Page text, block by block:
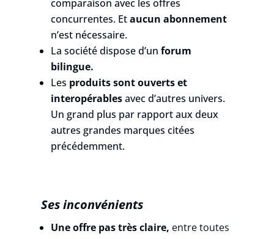
comparaison avec les offres
concurrentes. Etaucun abonnement
n’est nécessaire.
La société dispose d’unforum
bilingue.
Les produits sont ouverts et
interopérablesavec d’autres univers.
Un grand plus par rapport aux deux
autres grandes marques citées
précédemment.
Ses inconvénients
Une offre pas très claire, entre toutes